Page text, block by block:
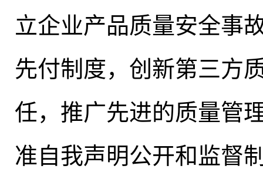
立企业产品质量安全事
先付制度， 创新第三方
任， 推广先进的质量管
准自我声明公开和监督